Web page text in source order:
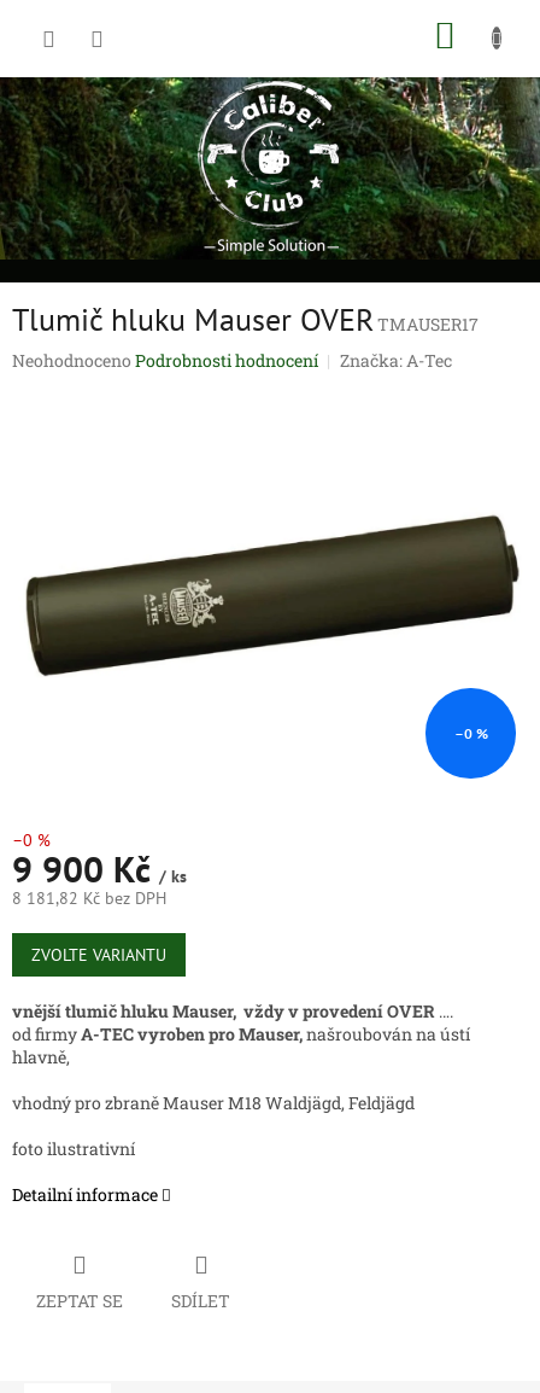
Tlumič hluku Mauser OVERTMAUSER17
Průměrné
Neohodnoceno Podrobnosti hodnocení Značka:A-Tec
–0 %
–0 %
9 900 Kč / ks
8 181,82 Kč bez DPH
Měrná
cena:
ZVOLTE VARIANTU
vnější tlumič hluku Mauser, vždy v provedení OVER ….
od firmyA-TEC vyroben pro Mauser,našroubován na ústí
hlavně,
vhodný pro zbraně Mauser M18 Waldjägd, Feldjägd
foto ilustrativní
Detailní informace
ZEPTAT SE SDÍLET